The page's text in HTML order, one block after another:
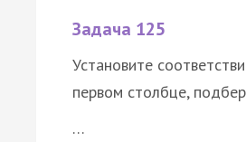
Задача 125
Установите
первом столбце,
…